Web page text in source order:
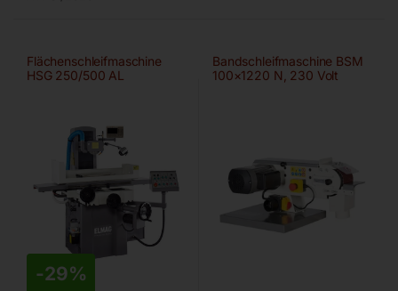
Flächenschleifmaschine
HSG 250/500 AL
-29%
Bandschleifmaschine BSM
100×1220 N, 230 Volt